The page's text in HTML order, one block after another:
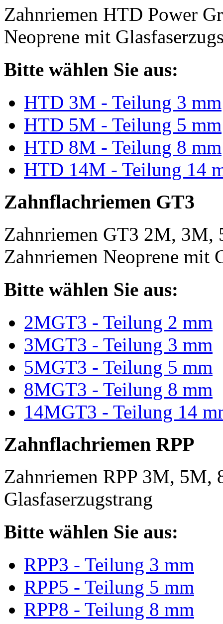
Zahnriemen HTD Power
Neoprene mit
Bitte wählen Sie aus:
HTD 3M - Teilung 3 mm
HTD 5M - Teilung 5 mm
HTD 8M - Teilung 8 mm
HTD 14M - Teilung 14
Zahnflachriemen GT3
Zahnriemen GT3 2M, 3M,
Zahnriemen Neoprene mit
Bitte wählen Sie aus:
2MGT3 - Teilung 2 mm
3MGT3 - Teilung 3 mm
5MGT3 - Teilung 5 mm
8MGT3 - Teilung 8 mm
14MGT3 - Teilung 14
Zahnflachriemen RPP
Zahnriemen RPP 3M, 5M,
Glasfaserzugstrang
Bitte wählen Sie aus:
RPP3 - Teilung 3 mm
RPP5 - Teilung 5 mm
RPP8 - Teilung 8 mm